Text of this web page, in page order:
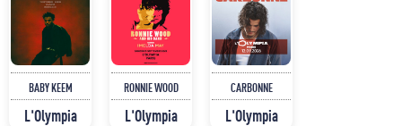
BABY KEEM
L'Olympia
RONNIE WOOD
L'Olympia
CARBONNE
L'Olympia